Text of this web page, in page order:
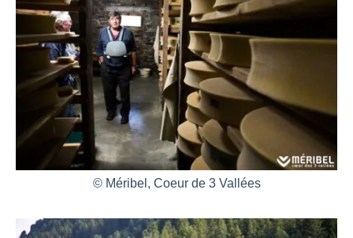
© Méribel, Coeur de 3 Vallées